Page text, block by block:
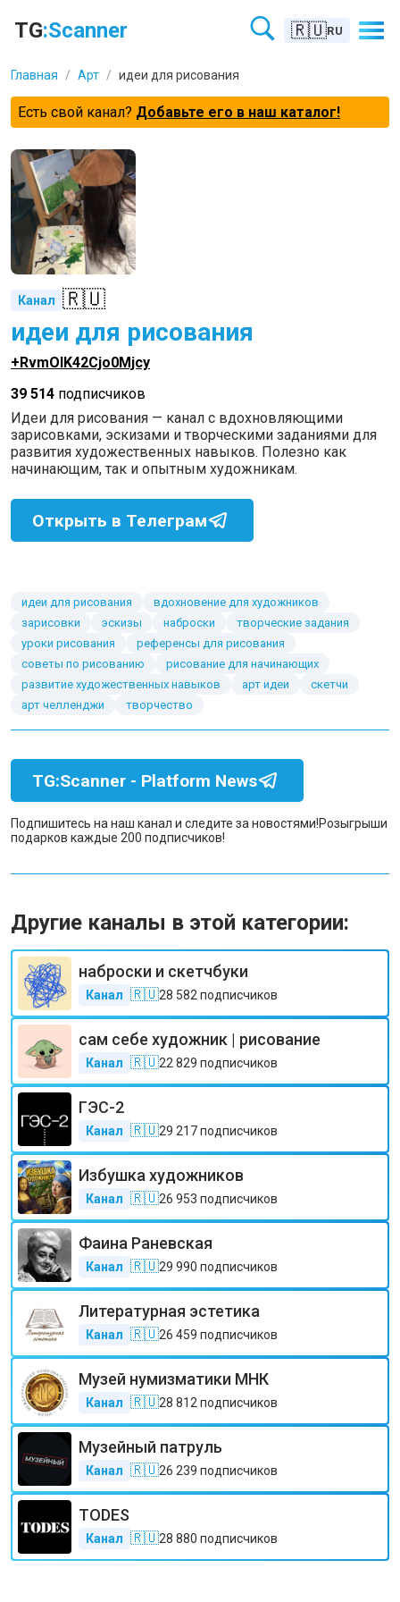
TG:Scanner 🇷🇺RU
Главная / Арт / идеи для рисования
Есть свой канал? Добавьте его в наш каталог!
Канал 🇷🇺
идеи для рисования
+RvmOlK42Cjo0Mjcy
39 514 подписчиков
Идеи для рисования — канал с вдохновляющими
зарисовками, эскизами и творческими заданиями для
развития художественных навыков. Полезно как
начинающим, так и опытным художникам.
Открыть в Телеграм
идеи для рисования
вдохновение для художников
зарисовки
эскизы наброски
творческие задания
уроки рисования
референсы для рисования
советы по рисованию
рисование для начинающих
развитие художественных навыков
арт идеи
скетчи
арт челленджи
творчество
TG:Scanner - Platform News
Подпишитесь на наш канал и следите за новостями!Розыгрыши
подарков каждые 200 подписчиков!
Другие каналы в этой категории:
наброски и скетчбуки
Канал 🇷🇺28 582 подписчиков
сам себе художник | рисование
Канал 🇷🇺22 829 подписчиков
ГЭС-2
Канал 🇷🇺29 217подписчиков
Избушка художников
Канал 🇷🇺26 953 подписчиков
Фаина Раневская
Канал 🇷🇺29 990 подписчиков
Литературная эстетика
Канал 🇷🇺26 459 подписчиков
Музей нумизматики МНК
Канал 🇷🇺28 812 подписчиков
Музейный патруль
Канал 🇷🇺26 239 подписчиков
TODES
Канал 🇷🇺28 880 подписчиков